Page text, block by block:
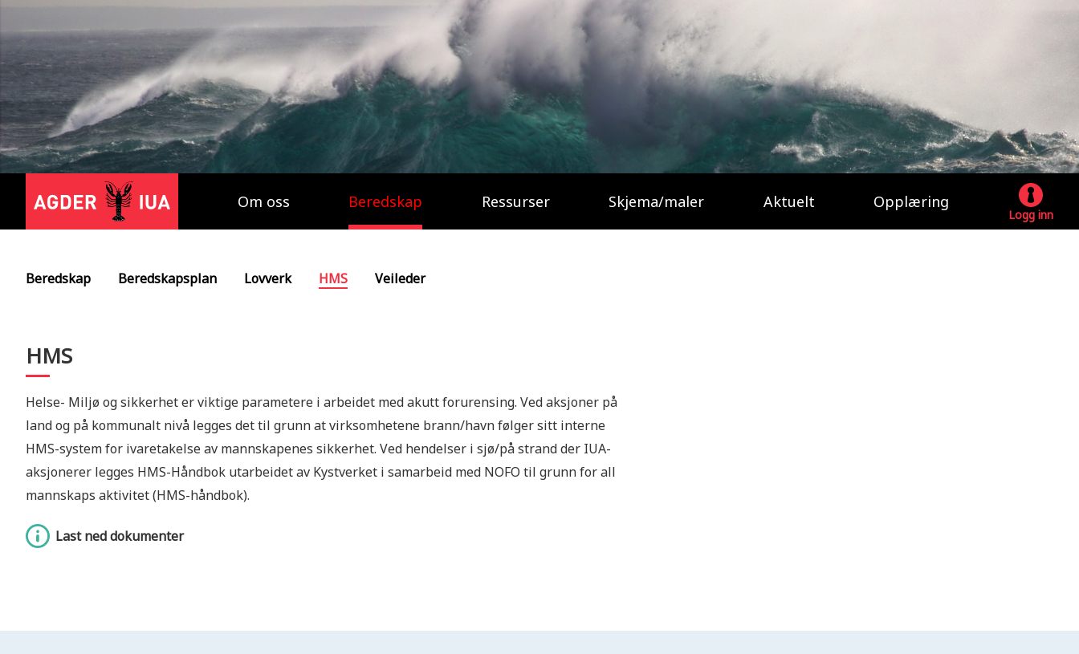
Om oss Beredskap Ressurser Skjema/maler Aktuelt Opplæring
Logg inn
Beredskap Beredskapsplan Lovverk HMS Veileder
HMS
Helse- Miljø og sikkerhet er viktige parametere i arbeidet med akutt forurensing. Ved aksjoner på
land og på kommunalt nivå legges det til grunn at virksomhetene brann/havn følger sitt interne
HMS-system for ivaretakelse av mannskapenes sikkerhet. Ved hendelser i sjø/på strand der IUA-
aksjonerer legges HMS-Håndbok utarbeidet av Kystverket i samarbeid med NOFO til grunn for all
mannskaps aktivitet (HMS-håndbok).
Last ned dokumenter